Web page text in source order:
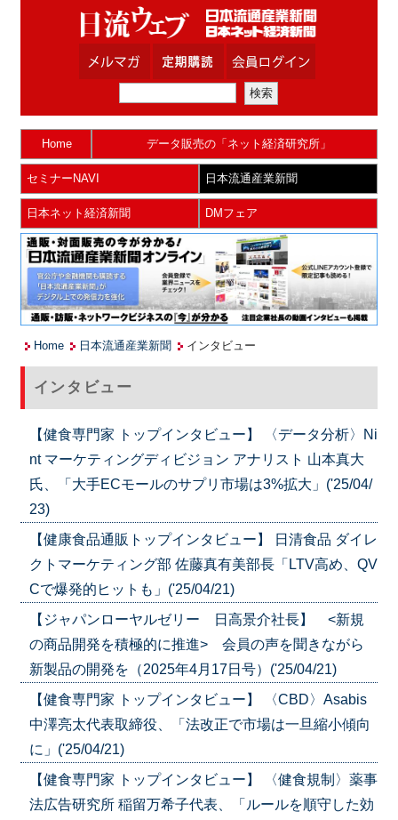
Home データ販売の「ネット経済研究所」
セミナーNAVI 日本流通産業新聞
日本ネット経済新聞 DMフェア
Home 日本流通産業新聞 インタビュー
インタビュー
【健食専門家 トップインタビュー】 〈データ分析〉Ni
nt マーケティングディビジョン アナリスト 山本真大
氏、「大手ECモールのサプリ市場は3%拡大」('25/04/
23)
【健康食品通販トップインタビュー】 日清食品 ダイレ
クトマーケティング部 佐藤真有美部長「LTV高め、QV
Cで爆発的ヒットも」('25/04/21)
【ジャパンローヤルゼリー 日高景介社長】 <新規
の商品開発を積極的に推進> 会員の声を聞きながら
新製品の開発を（2025年4月17日号）('25/04/21)
【健食専門家 トップインタビュー】 〈CBD〉Asabis
中澤亮太代表取締役、「法改正で市場は一旦縮小傾向
に」('25/04/21)
【健食専門家 トップインタビュー】 〈健食規制〉薬事
法広告研究所 稲留万希子代表、「ルールを順守した効